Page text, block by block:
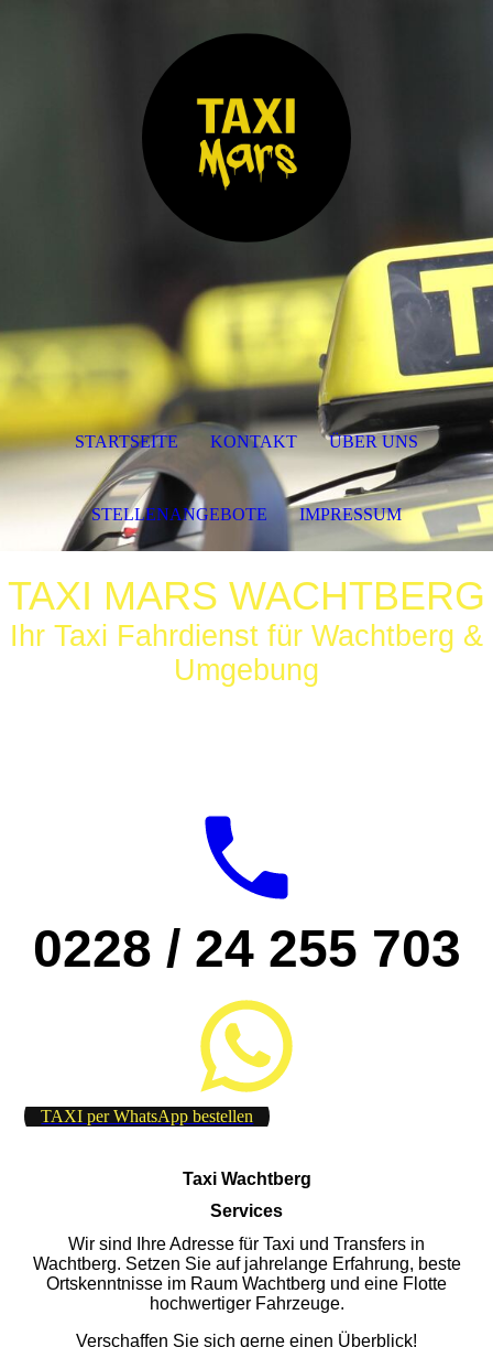
TAXI MARS WACHTBERG
Ihr Taxi Fahrdienst für Wachtberg &
Umgebung
0228 / 24 255 703
TAXI per WhatsApp bestellen
Taxi Wachtberg
Services
Wir sind Ihre Adresse für Taxi und Transfers in
Wachtberg. Setzen Sie auf jahrelange Erfahrung, beste
Ortskenntnisse im Raum Wachtberg und eine Flotte
hochwertiger Fahrzeuge.
Verschaffen Sie sich gerne einen Überblick!
STARTSEITE KONTAKT ÜBER UNS
STELLENANGEBOTE IMPRESSUM